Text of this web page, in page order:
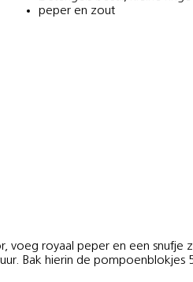
peper en zout
voeg royaal peper en een snufje
Bak hierin de pompoenblokjes